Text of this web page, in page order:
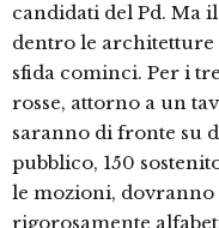
candidati del Pd. Ma
dentro le architetture
sfida cominci. Per i
rosse, attorno a un
saranno di fronte su
pubblico, 150
le mozioni,
rigorosamente